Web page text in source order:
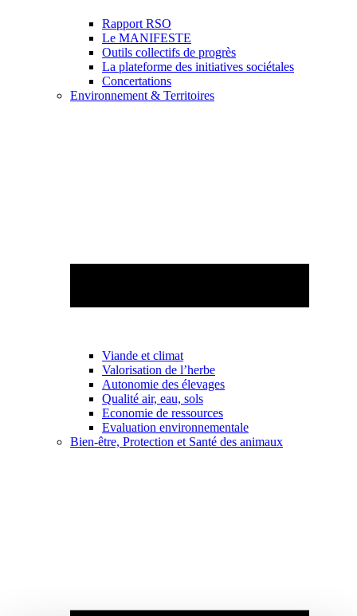
Rapport RSO
Le MANIFESTE
Outils collectifs de progrès
La plateforme des initiatives sociétales
Concertations
Environnement & Territoires
Viande et climat
Valorisation de l’herbe
Autonomie des élevages
Qualité air, eau, sols
Economie de ressources
Evaluation environnementale
Bien-être, Protection et Santé des animaux